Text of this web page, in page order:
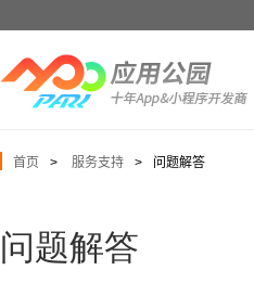
首页 > 服务支持 > 问题解答
问题解答